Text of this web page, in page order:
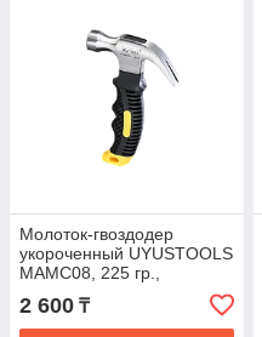
Молоток-гвоздодер
укороченный UYUSTOOLS
MAMC08, 225 гр.,
фиберглассовая рукоятка
2 600 ₸